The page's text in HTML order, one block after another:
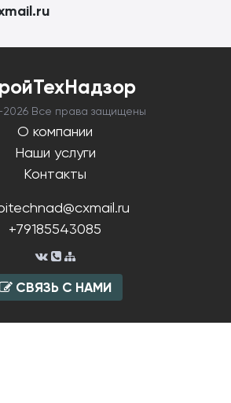
2026 Все права защищены
О компании
Наши услуги
Контакты
+79185543085
СВЯЗЬ С НАМИ